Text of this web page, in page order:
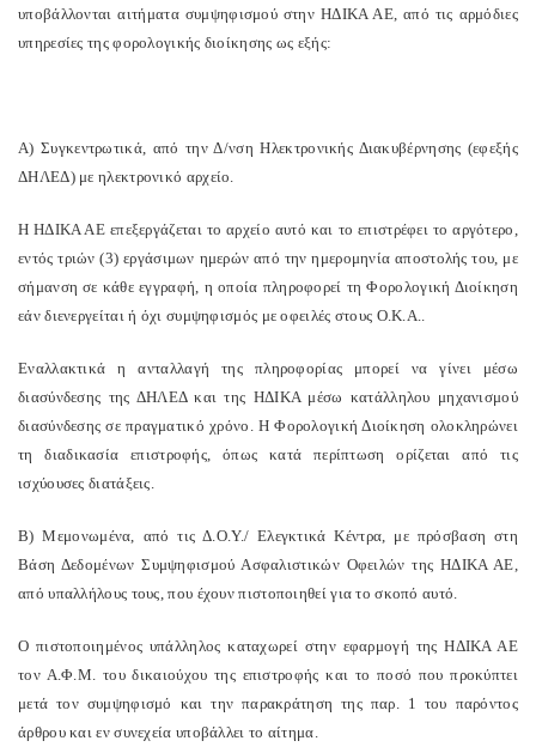
υποβάλλονται αιτήματα συμψηφισμού στην ΗΔΙΚΑ ΑΕ, από τις αρμόδιες
υπηρεσίες της φορολογικής διοίκησης ως εξής:
Α) Συγκεντρωτικά, από την Δ/νση Ηλεκτρονικής Διακυβέρνησης (εφεξής
ΔΗΛΕΔ) με ηλεκτρονικό αρχείο.
Η ΗΔΙΚΑ ΑΕ επεξεργάζεται το αρχείο αυτό και το επιστρέφει το αργότερο,
εντός τριών (3) εργάσιμων ημερών από την ημερομηνία αποστολής του, με
σήμανση σε κάθε εγγραφή, η οποία πληροφορεί τη Φορολογική Διοίκηση
εάν διενεργείται ή όχι συμψηφισμός με οφειλές στους Ο.Κ.Α..
Εναλλακτικά η ανταλλαγή της πληροφορίας μπορεί να γίνει μέσω
διασύνδεσης της ΔΗΛΕΔ και της ΗΔΙΚΑ μέσω κατάλληλου μηχανισμού
διασύνδεσης σε πραγματικό χρόνο. Η Φορολογική Διοίκηση ολοκληρώνει
τη διαδικασία επιστροφής, όπως κατά περίπτωση ορίζεται από τις
ισχύουσες διατάξεις.
Β) Μεμονωμένα, από τις Δ.Ο.Υ./ Ελεγκτικά Κέντρα, με πρόσβαση στη
Βάση Δεδομένων Συμψηφισμού Ασφαλιστικών Οφειλών της ΗΔΙΚΑ ΑΕ,
από υπαλλήλους τους, που έχουν πιστοποιηθεί για το σκοπό αυτό.
Ο πιστοποιημένος υπάλληλος καταχωρεί στην εφαρμογή της ΗΔΙΚΑ ΑΕ
τον Α.Φ.Μ. του δικαιούχου της επιστροφής και το ποσό που προκύπτει
μετά τον συμψηφισμό και την παρακράτηση της παρ. 1 του παρόντος
άρθρου και εν συνεχεία υποβάλλει το αίτημα.